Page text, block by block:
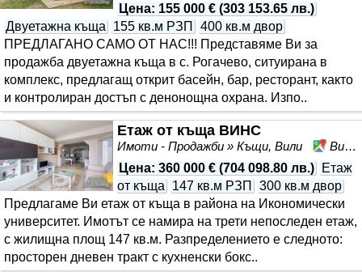
Цена: 155 000 € (303 153.65 лв.)
Двуетажна къща
155 кв.м РЗП
400 кв.м двор
ПРЕДЛАГАНО САМО ОТ НАС!!! Представяме Ви за
продажба двуетажна къща в с. Рогачево, ситуирана в
комплекс, предлагащ открит басейн, бар, ресторант, както
и контролиран достъп с денонощна охрана. Изпо..
Етаж от къща ВИНС
Имоти - Продажби » Къщи, Вили
Винс, Варна, област Варна
Цена: 360 000 € (704 098.80 лв.)
Етаж
от къща
147 кв.м РЗП
300 кв.м двор
Предлагаме Ви етаж от къща в района на Икономически
университет. Имотът се намира на трети непоследен етаж,
с жилищна площ 147 кв.м. Разпределението е следното:
просторен дневен тракт с кухненски бокс..